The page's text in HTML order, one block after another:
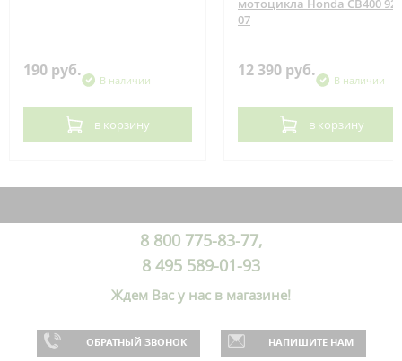
190 руб.
В наличии
в корзину
мотоцикла Honda CB400 92-
07
12 390 руб.
В наличии
в корзину
8 800 775-83-77,
8 495 589-01-93
Ждем Вас у нас в магазине!
ОБРАТНЫЙ ЗВОНОК НАПИШИТЕ НАМ